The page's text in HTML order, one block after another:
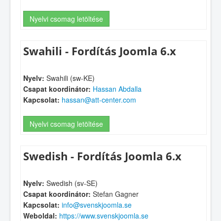
Nyelvi csomag letöltése
Swahili - Fordítás Joomla 6.x
Nyelv: Swahili (sw-KE)
Csapat koordinátor: Hassan Abdalla
Kapcsolat: hassan@att-center.com
Nyelvi csomag letöltése
Swedish - Fordítás Joomla 6.x
Nyelv: Swedish (sv-SE)
Csapat koordinátor: Stefan Gagner
Kapcsolat: info@svenskjoomla.se
Weboldal: https://www.svenskjoomla.se